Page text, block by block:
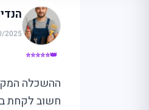
👑⭐⭐⭐⭐⭐
13:11
ההשכלה
חשוב לקחת